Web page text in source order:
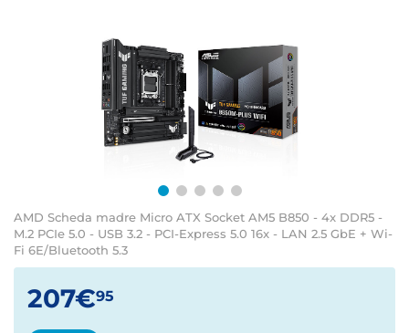
AMD Scheda madre Micro ATX Socket AM5 B850 - 4x DDR5 -
M.2 PCIe 5.0 - USB 3.2 - PCI-Express 5.0 16x - LAN 2.5 GbE + Wi-
Fi 6E/Bluetooth 5.3
207€95